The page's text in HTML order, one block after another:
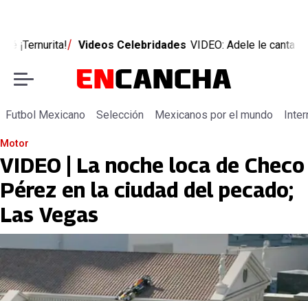
Celebridades VIDEO: Adele le canta las mañanitas a fan
Futbol Mexicano Selección Mexicanos por el mundo
Motor
VIDEO | La noche loca de Checo
Pérez en la ciudad del pecado;
Las Vegas